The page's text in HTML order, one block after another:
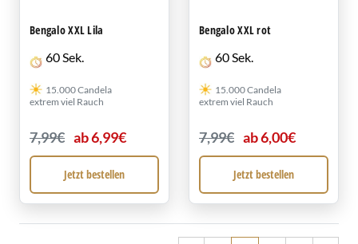
Bengalo XXL Lila
60 Sek.
15.000 Candela
extrem viel Rauch
7,99€ ab 6,99€
Jetzt bestellen
Bengalo XXL rot
60 Sek.
15.000 Candela
extrem viel Rauch
7,99€ ab 6,00€
Jetzt bestellen